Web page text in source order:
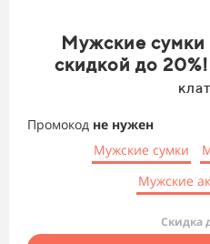
Мужские сумки
скидкой до 20%!
Промокод не нужен
Мужские сумки
Мужские
Скидка